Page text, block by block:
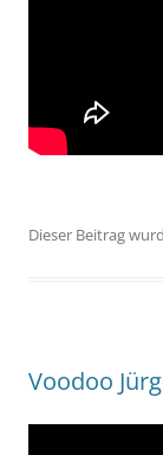
Dieser Beitrag
Voodoo